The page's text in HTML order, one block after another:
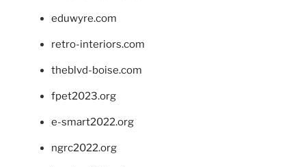
eduwyre.com
retro-interiors.com
theblvd-boise.com
fpet2023.org
e-smart2022.org
ngrc2022.org